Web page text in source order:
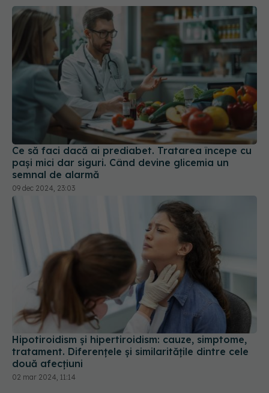
Ce să faci dacă ai prediabet. Tratarea începe cu
pași mici dar siguri. Când devine glicemia un
semnal de alarmă
09 dec 2024, 23:03
Hipotiroidism și hipertiroidism: cauze, simptome,
tratament. Diferențele și similaritățile dintre cele
două afecțiuni
02 mar 2024, 11:14